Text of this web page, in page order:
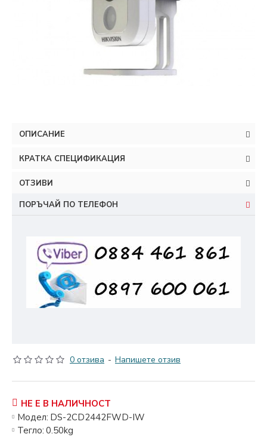
ОПИСАНИЕ
КРАТКА СПЕЦИФИКАЦИЯ
ОТЗИВИ
ПОРЪЧАЙ ПО ТЕЛЕФОН
0 отзива - Напишете отзив
НЕ Е В НАЛИЧНОСТ
Модел: DS-2CD2442FWD-IW
Тегло: 0.50kg